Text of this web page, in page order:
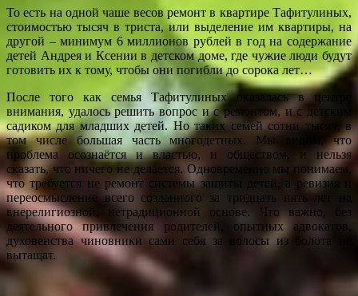
То есть на одной чаше весов ремонт в квартире Тафитулиных,
стоимостью тысяч в триста, или выделение им квартиры, на
другой – минимум 6 миллионов рублей в год на содержание
детей Андрея и Ксении в детском доме, где чужие люди будут
готовить их к тому, чтобы они погибли до сорока лет…
После того как семья Тафитулиных оказалась в центре
внимания, удалось решить вопрос и с ремонтом, и с детским
садиком для младших детей. Но таких семей сотни тысяч, в
том числе большая часть многодетных. Мы видим, что
проблема осознаётся и властью, и обществом, и нельзя
сказать, что ничего не делается. Одновременно мы понимаем,
что требуется не ремонт системы защиты детей, а ревизия и
переосмысление всего созданного за тридцать пять лет на
внерелигиозной, нетрадиционной основе. Что важно, без
деятельного привлечения родителей, опытных адвокатов,
духовенства чиновники сами себя за волосы из болота не
вытащат.